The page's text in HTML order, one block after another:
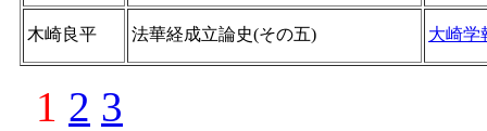
木崎良平 法華経成立論史(その五) 大崎学
1 2 3